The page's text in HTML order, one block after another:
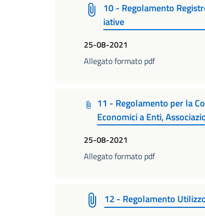
10 - Regolamento
iative
25-08-2021
Allegato formato pdf
11 - Regolamento per la
Economici a Enti,
25-08-2021
Allegato formato pdf
12 - Regolamento